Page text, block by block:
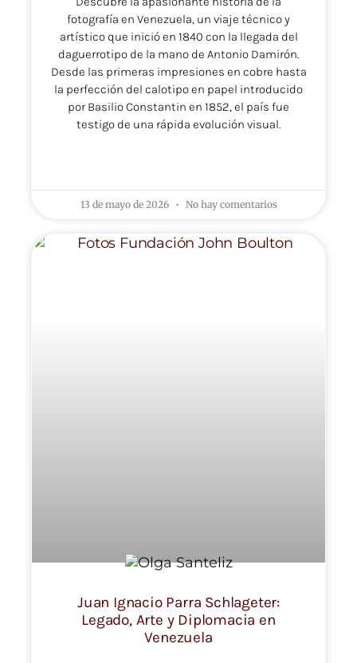
fotografía en Venezuela, un viaje técnico y
artístico que inició en 1840 con la llegada del
daguerrotipo de la mano de Antonio Damirón.
Desde las primeras impresiones en cobre hasta
la perfección del calotipo en papel introducido
por Basilio Constantin en 1852, el país fue
testigo de una rápida evolución visual.
13 de mayo de 2026 No hay comentarios
Juan Ignacio Parra Schlageter:
Legado, Arte y Diplomacia en
Venezuela